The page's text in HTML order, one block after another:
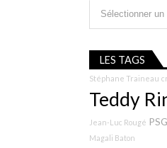
LES TAGS
Stéphane Traineau
Teddy
Jean-Luc Rougé
Magali Baton